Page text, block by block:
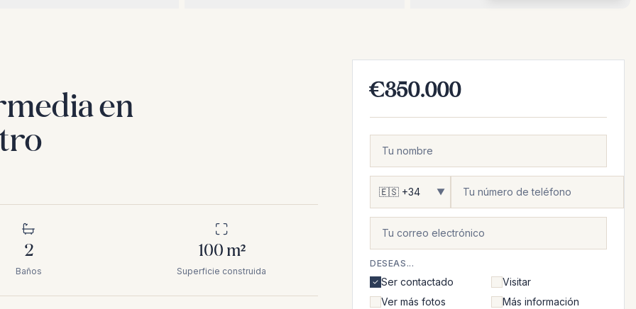
en
2
Baños
100 m²
Superficie construida
€350.000
▼
DESEAS...
Ser contactado
Visitar
Ver más fotos
Más información